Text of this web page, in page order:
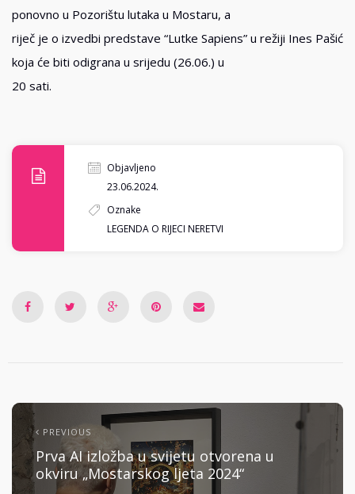
ponovno u Pozorištu lutaka u Mostaru, a
riječ je o izvedbi predstave “Lutke Sapiens” u režiji Ines Pašić
koja će biti odigrana u srijedu (26.06.) u
20 sati.
Objavljeno
23.06.2024.
Oznake
LEGENDA O RIJECI NERETVI
PREVIOUS
Prva AI izložba u svijetu otvorena u
okviru „Mostarskog ljeta 2024“